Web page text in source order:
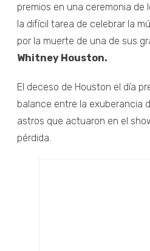
premios en una ceremonia de
la difícil tarea de celebrar la
por la muerte de una de sus
Whitney Houston.
El deceso de Houston el día
balance entre la exuberancia
astros que actuaron en el
pérdida.